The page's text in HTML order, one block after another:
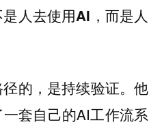
人去使用AI，而是人
的，是持续验证。他
套自己的AI工作流系